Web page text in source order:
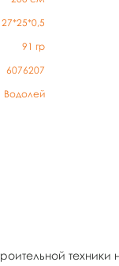
27*25*0,5
91 гр
6076207
Водолей